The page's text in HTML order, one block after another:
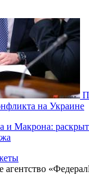
на Украине
Макрона: